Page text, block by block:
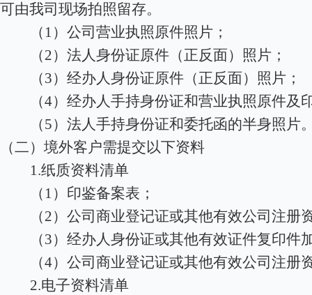
可由我司现场拍照留存。
（1）公司营业执照原件照片；
（2）法人身份证原件（正反面）照片；
（3）经办人身份证原件（正反面）照片；
（4）经办人手持身份证和营业执照原件及
（5）法人手持身份证和委托函的半身照片
（二）境外客户需提交以下资料
1.纸质资料清单
（1）印鉴备案表；
（2）公司商业登记证或其他有效公司注册
（3）经办人身份证或其他有效证件复印件
（4）公司商业登记证或其他有效公司注册
2.电子资料清单